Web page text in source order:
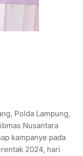
Polda Lampung,
Nusantara
kampanye pada
2024, hari